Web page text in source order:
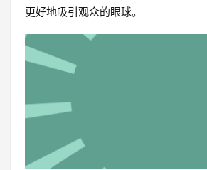
更好地吸引观众的眼球。